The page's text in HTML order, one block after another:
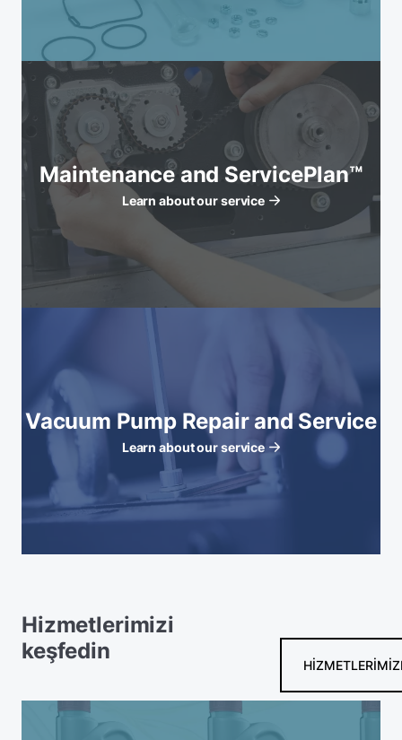
Maintenance and ServicePlan™
Learn about our service
Vacuum Pump Repair and Service
Learn about our service
Hizmetlerimizi
keşfedin